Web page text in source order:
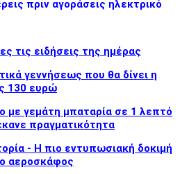
πριν αγοράσεις ηλεκτρικό
τις ειδήσεις της ημέρας
γεννήσεως που θα δίνει η
130 ευρώ
με γεμάτη μπαταρία σε 1 λεπτό
πραγματικότητα
- H πιο εντυπωσιακή δοκιμή
αεροσκάφος